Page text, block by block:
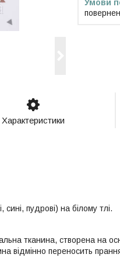
Характеристики
сині, пудрові) на білому тлі.
тканина, створена на
відмінно переносить